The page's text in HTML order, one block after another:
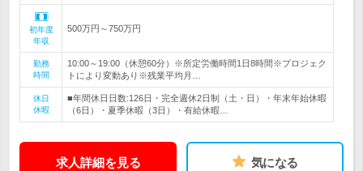
初年度
年収
500万円～750万円
勤務
時間
10:00～19:00（休憩60分）※所定労働時間1日8時間※プロジェク
トにより変動あり※残業平均月…
休日
休暇
■年間休日日数:126日・完全週休2日制（土・日）・年末年始休暇
（6日）・夏季休暇（3日）・有給休暇…
求人詳細を見る 気になる